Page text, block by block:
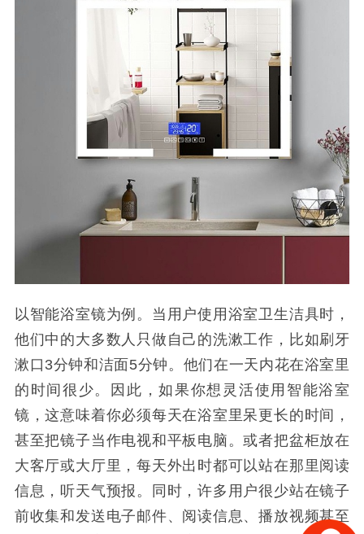
以智能浴室镜为例。当用户使用浴室卫生洁具时，
他们中的大多数人只做自己的洗漱工作，比如刷牙
漱口3分钟和洁面5分钟。他们在一天内花在浴室里
的时间很少。因此，如果你想灵活使用智能浴室
镜，这意味着你必须每天在浴室里呆更长的时间，
甚至把镜子当作电视和平板电脑。或者把盆柜放在
大客厅或大厅里，每天外出时都可以站在那里阅读
信息，听天气预报。同时，许多用户很少站在镜子
前收集和发送电子邮件、阅读信息、播放视频甚至